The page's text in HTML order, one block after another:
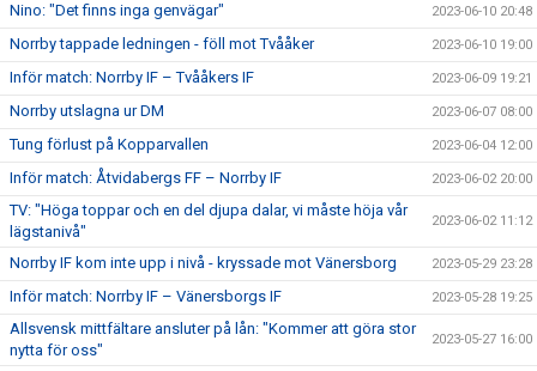
Nino: "Det finns inga genvägar" 2023-06-10 20:48
Norrby tappade ledningen - föll mot Tvååker 2023-06-10 19:00
Inför match: Norrby IF – Tvååkers IF 2023-06-09 19:21
Norrby utslagna ur DM 2023-06-07 08:00
Tung förlust på Kopparvallen 2023-06-04 12:00
Inför match: Åtvidabergs FF – Norrby IF 2023-06-02 20:00
TV: "Höga toppar och en del djupa dalar, vi måste höja vår
lägstanivå"
2023-06-02 11:12
Norrby IF kom inte upp i nivå - kryssade mot Vänersborg 2023-05-29 23:28
Inför match: Norrby IF – Vänersborgs IF 2023-05-28 19:25
Allsvensk mittfältare ansluter på lån: "Kommer att göra stor
nytta för oss"
2023-05-27 16:00